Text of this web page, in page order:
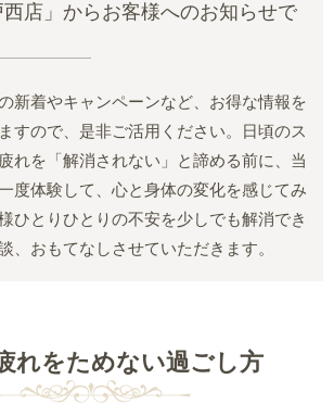
西店」からお客様へのお知らせで
新着やキャンペーンなど、お得な情報を
すので、是非ご活用ください。日頃のス
れを「解消されない」と諦める前に、当
度体験して、心と身体の変化を感じてみ
ひとりひとりの不安を少しでも解消でき
、おもてなしさせていただきます。
れをためない過ごし方